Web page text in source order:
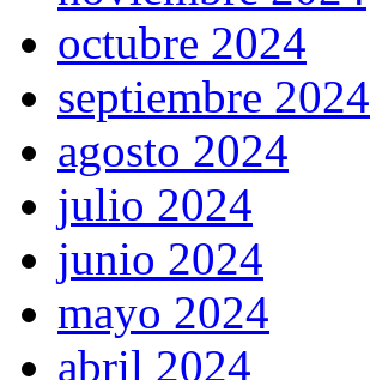
octubre 2024
septiembre 2024
agosto 2024
julio 2024
junio 2024
mayo 2024
abril 2024